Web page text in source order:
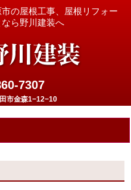
の屋根工事、屋根リフォー
ら野川建装へ
7307
市金森1−12−10